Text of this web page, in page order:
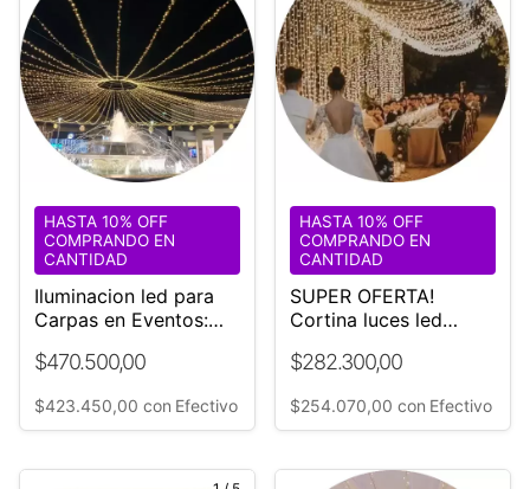
Iluminacion led para
Carpas en Eventos:
DUBAI ** ¡OFERTA! **
$470.500,00
HASTA 10% OFF
COMPRANDO EN
CANTIDAD
$423.450,00 con Efectivo
SUPER OFERTA!
Cortina luces led
techos Bodas y
1168882705
$282.300,00
HASTA 10% OFF
COMPRANDO EN
CANTIDAD
$254.070,00 con Efectivo